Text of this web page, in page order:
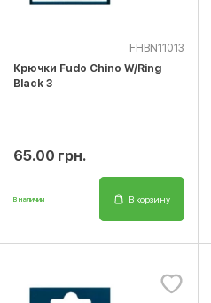
FHBN11013
Крючки Fudo Chino W/Ring
Black 3
65.00 грн.
В наличии В корзину